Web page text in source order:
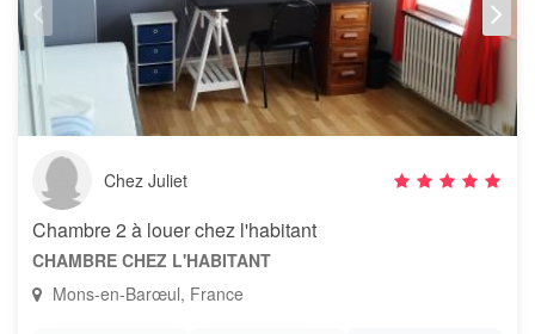
Chez Juliet
Chambre 2 à louer chez l'habitant
CHAMBRE CHEZ L'HABITANT
Mons-en-Barœul, France